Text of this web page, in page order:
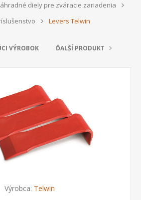
diely pre zváracie zariadenia
Levers Telwin
VÝROBOK ĎALŠÍ PRODUKT
Výrobca: Telwin